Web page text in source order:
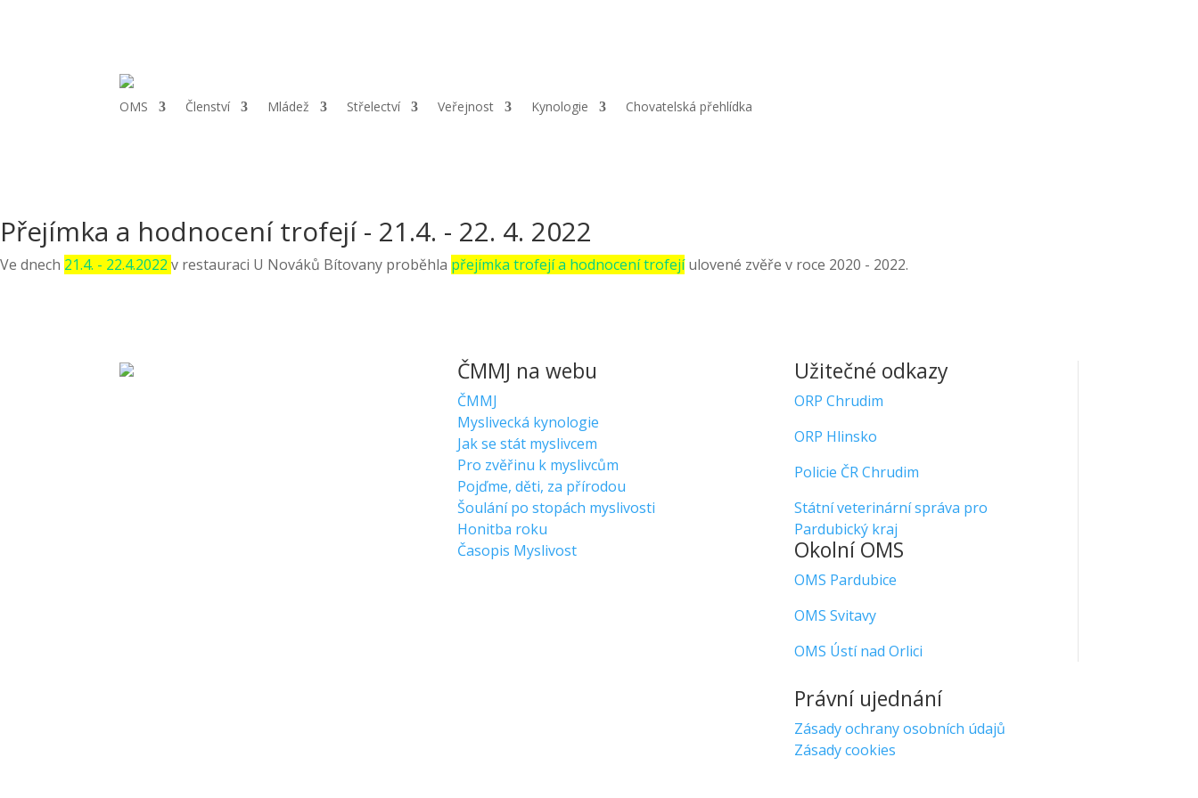
OMS Členství Mládež Střelectví Veřejnost Kynologie Chovatelská přehlídka
Přejímka a hodnocení trofejí - 21.4. - 22. 4. 2022
Ve dnech 21.4. - 22.4.2022 v restauraci U Nováků Bítovany proběhla přejímka trofejí a hodnocení trofejíulovené zvěře v roce 2020 - 2022.
ČMMJ na webu
ČMMJ
Myslivecká kynologie
Jak se stát myslivcem
Pro zvěřinu k myslivcům
Pojďme, děti, za přírodou
Šoulání po stopách myslivosti
Honitba roku
Časopis Myslivost
Užitečné odkazy
ORP Chrudim
ORP Hlinsko
Policie ČR Chrudim
Státní veterinární správa pro
Pardubický kraj
Okolní OMS
OMS Pardubice
OMS Svitavy
OMS Ústí nad Orlici
Právní ujednání
Zásady ochrany osobních údajů
Zásady cookies